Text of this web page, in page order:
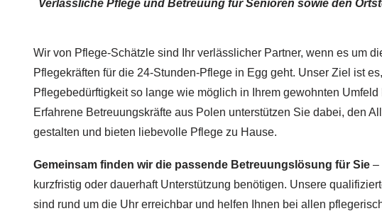
Verlässliche Pflege und Betreuung für Senioren sowie den
Wir von Pflege-Schätzle sind Ihr verlässlicher Partner, wenn es um
Pflegekräften für die 24-Stunden-Pflege in Egg geht. Unser Ziel ist
Pflegebedürftigkeit so lange wie möglich in Ihrem gewohnten
Erfahrene Betreuungskräfte aus Polen unterstützen Sie dabei, den
gestalten und bieten liebevolle Pflege zu Hause.
Gemeinsam finden wir die passende Betreuungslösung für Sie –
kurzfristig oder dauerhaft Unterstützung benötigen. Unsere
sind rund um die Uhr erreichbar und helfen Ihnen bei allen